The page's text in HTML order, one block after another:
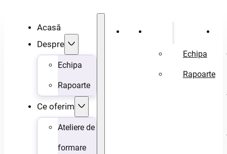
Acasă
Despre
Echipa
Rapoarte
Ce oferim
Ateliere de
formare
Acasă
Echipa
Rapoarte